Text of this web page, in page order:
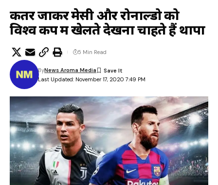
कतर जाकर मेसी और रोनाल्डो को
विश्व कप में खेलते देखना चाहते हैं थापा
Last Updated: November 17, 2020 7:49 PM
ByNews Aroma Media
5 Min Read